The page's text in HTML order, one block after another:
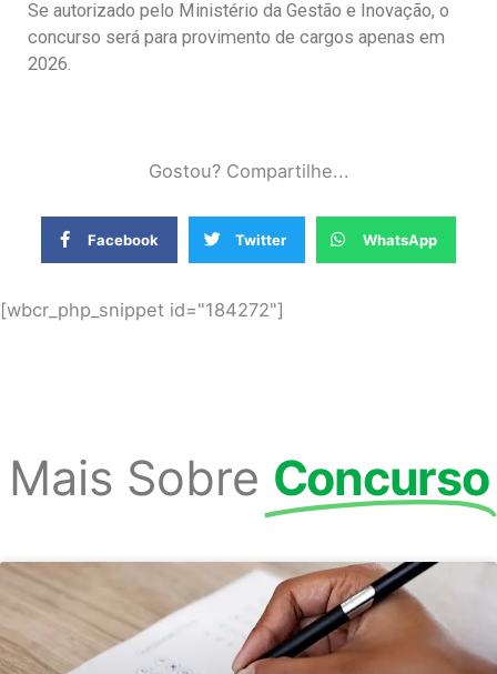
Se autorizado pelo Ministério da Gestão e Inovação, o
concurso será para provimento de cargos apenas em
2026.
Gostou? Compartilhe...
Facebook Twitter WhatsApp
[wbcr_php_snippet id="184272"]
Mais Sobre Concurso